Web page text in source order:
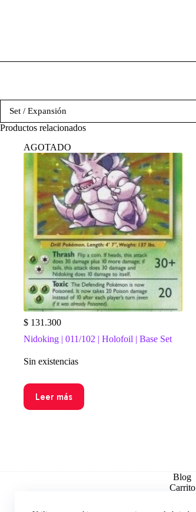
Set / Expansión
Productos relacionados
AGOTADO
$ 131.300
Nidoking | 011/102 | Holofoil | Base Set
Sin existencias
Leer más
Blog
Carrito